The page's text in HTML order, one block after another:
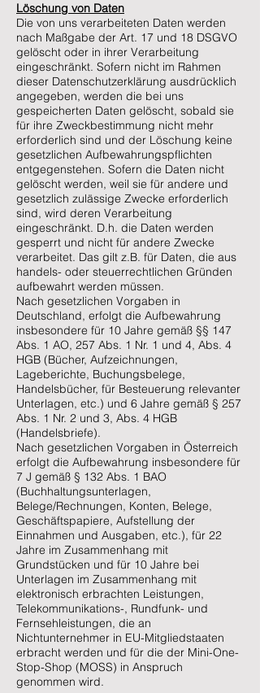
Löschung von Daten
Die von uns verarbeiteten Daten werden
nach Maßgabe der Art. 17 und 18 DSGVO
gelöscht oder in ihrer Verarbeitung
eingeschränkt. Sofern nicht im Rahmen
dieser Datenschutzerklärung ausdrücklich
angegeben, werden die bei uns
gespeicherten Daten gelöscht, sobald sie
für ihre Zweckbestimmung nicht mehr
erforderlich sind und der Löschung keine
gesetzlichen Aufbewahrungspflichten
entgegenstehen. Sofern die Daten nicht
gelöscht werden, weil sie für andere und
gesetzlich zulässige Zwecke erforderlich
sind, wird deren Verarbeitung
eingeschränkt. D.h. die Daten werden
gesperrt und nicht für andere Zwecke
verarbeitet. Das gilt z.B. für Daten, die aus
handels- oder steuerrechtlichen Gründen
aufbewahrt werden müssen.
Nach gesetzlichen Vorgaben in
Deutschland, erfolgt die Aufbewahrung
insbesondere für 10 Jahre gemäß §§ 147
Abs. 1 AO, 257 Abs. 1 Nr. 1 und 4, Abs. 4
HGB (Bücher, Aufzeichnungen,
Lageberichte, Buchungsbelege,
Handelsbücher, für Besteuerung relevanter
Unterlagen, etc.) und 6 Jahre gemäß § 257
Abs. 1 Nr. 2 und 3, Abs. 4 HGB
(Handelsbriefe).
Nach gesetzlichen Vorgaben in Österreich
erfolgt die Aufbewahrung insbesondere für
7 J gemäß § 132 Abs. 1 BAO
(Buchhaltungsunterlagen,
Belege/Rechnungen, Konten, Belege,
Geschäftspapiere, Aufstellung der
Einnahmen und Ausgaben, etc.), für 22
Jahre im Zusammenhang mit
Grundstücken und für 10 Jahre bei
Unterlagen im Zusammenhang mit
elektronisch erbrachten Leistungen,
Telekommunikations-, Rundfunk- und
Fernsehleistungen, die an
Nichtunternehmer in EU-Mitgliedstaaten
erbracht werden und für die der Mini-One-
Stop-Shop (MOSS) in Anspruch
genommen wird.